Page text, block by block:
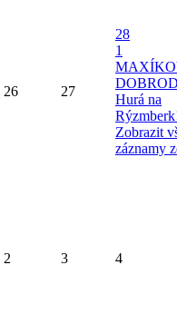
26 27
28
1
Hurá na
Zobrazit
záznamy
2 3 4